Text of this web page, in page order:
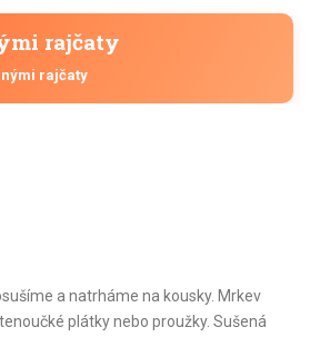
rajčaty
rajčaty
a natrháme na kousky. Mrkev
plátky nebo proužky. Sušená